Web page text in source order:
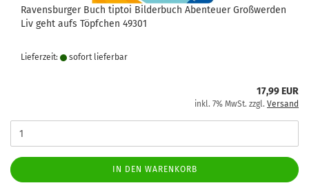
Ravensburger Buch tiptoi Bilderbuch Abenteuer Großwerden
Liv geht aufs Töpfchen 49301
Lieferzeit: sofort lie­fer­bar
17,99 EUR
inkl. 7% MwSt. zzgl. Versand
IN DEN WARENKORB